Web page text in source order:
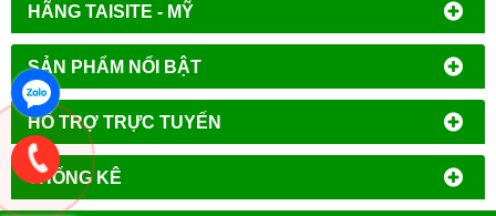
HÃNG TAISITE - MỸ
SẢN PHẨM NỔI BẬT
HỔ TRỢ TRỰC TUYẾN
THỐNG KÊ